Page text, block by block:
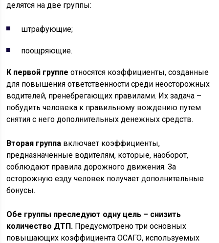
делятся на две группы:
штрафующие;
поощряющие.
К первой группе относятся коэффициенты, созданные
для повышения ответственности среди неосторожных
водителей, пренебрегающих правилами. Их задача –
побудить человека к правильному вождению путем
снятия с него дополнительных денежных средств.
Вторая группа включает коэффициенты,
предназначенные водителям, которые, наоборот,
соблюдают правила дорожного движения. За
осторожную езду человек получает дополнительные
бонусы.
Обе группы преследуют одну цель – снизить
количество ДТП. Предусмотрено три основных
повышающих коэффициента ОСАГО, используемых